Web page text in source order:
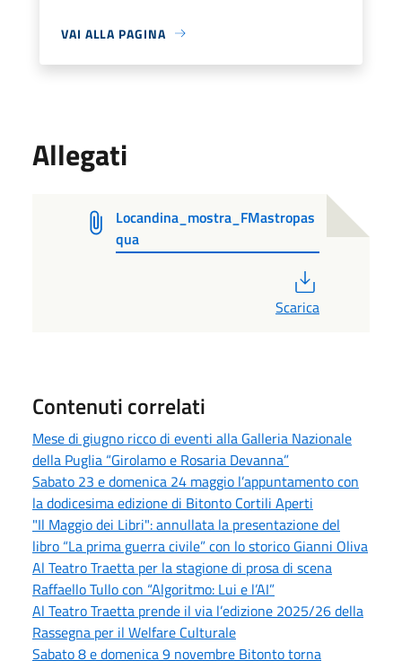
VAI ALLA PAGINA
Allegati
Locandina_mostra_FMastropas
qua
Scarica
Contenuti correlati
Mese di giugno ricco di eventi alla Galleria Nazionale
della Puglia “Girolamo e Rosaria Devanna”
Sabato 23 e domenica 24 maggio l’appuntamento con
la dodicesima edizione di Bitonto Cortili Aperti
"Il Maggio dei Libri": annullata la presentazione del
libro “La prima guerra civile” con lo storico Gianni Oliva
Al Teatro Traetta per la stagione di prosa di scena
Raffaello Tullo con “Algoritmo: Lui e l’AI”
Al Teatro Traetta prende il via l’edizione 2025/26 della
Rassegna per il Welfare Culturale
Sabato 8 e domenica 9 novembre Bitonto torna